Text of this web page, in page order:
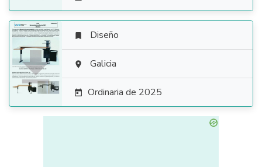

 Diseño
 Galicia
 Ordinaria de 2025